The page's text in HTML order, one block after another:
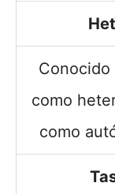
Conocido
como
como